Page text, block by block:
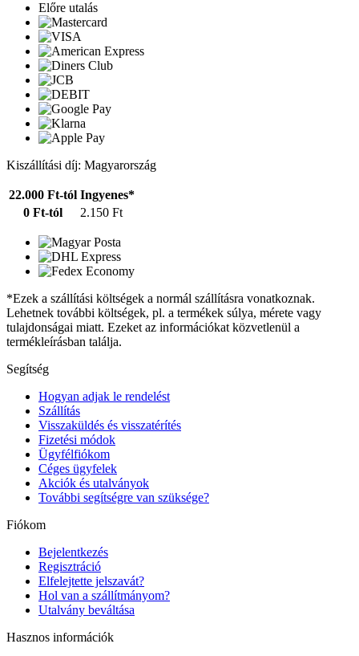
Előre utalás
Kiszállítási díj: Magyarország
22.000 Ft-tól Ingyenes*
0 Ft-tól
2.150 Ft
*Ezek a szállítási költségek a normál szállításra vonatkoznak.
Lehetnek további költségek, pl. a termékek súlya, mérete vagy
tulajdonságai miatt. Ezeket az információkat közvetlenül a
termékleírásban találja.
Segítség
Hogyan adjak le rendelést
Szállítás
Visszaküldés és visszatérítés
Fizetési módok
Ügyfélfiókom
Céges ügyfelek
Akciók és utalványok
További segítségre van szüksége?
Fiókom
Bejelentkezés
Regisztráció
Elfelejtette jelszavát?
Hol van a szállítmányom?
Utalvány beváltása
Hasznos információk